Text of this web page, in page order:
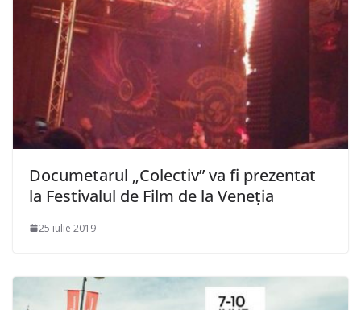
Documetarul „Colectiv” va fi prezentat
la Festivalul de Film de la Veneţia
25 iulie 2019